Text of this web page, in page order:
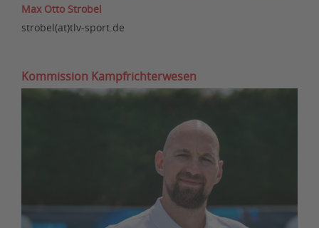
Max Otto Strobel
strobel(at)tlv-sport.de
Kommission Kampfrichterwesen